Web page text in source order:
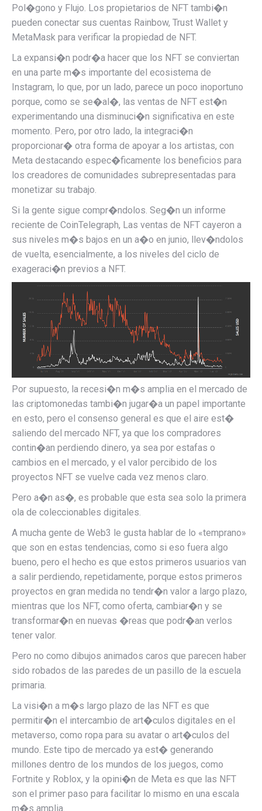
Pol�gono y Flujo. Los propietarios de NFT tambi�n
pueden conectar sus cuentas Rainbow, Trust Wallet y
MetaMask para verificar la propiedad de NFT.
La expansi�n podr�a hacer que los NFT se conviertan
en una parte m�s importante del ecosistema de
Instagram, lo que, por un lado, parece un poco inoportuno
porque, como se se�al�, las ventas de NFT est�n
experimentando una disminuci�n significativa en este
momento. Pero, por otro lado, la integraci�n
proporcionar� otra forma de apoyar a los artistas, con
Meta destacando espec�ficamente los beneficios para
los creadores de comunidades subrepresentadas para
monetizar su trabajo.
Si la gente sigue compr�ndolos. Seg�n un informe
reciente de CoinTelegraph, Las ventas de NFT cayeron a
sus niveles m�s bajos en un a�o en junio, llev�ndolos
de vuelta, esencialmente, a los niveles del ciclo de
exageraci�n previos a NFT.
Por supuesto, la recesi�n m�s amplia en el mercado de
las criptomonedas tambi�n jugar�a un papel importante
en esto, pero el consenso general es que el aire est�
saliendo del mercado NFT, ya que los compradores
contin�an perdiendo dinero, ya sea por estafas o
cambios en el mercado, y el valor percibido de los
proyectos NFT se vuelve cada vez menos claro.
Pero a�n as�, es probable que esta sea solo la primera
ola de coleccionables digitales.
A mucha gente de Web3 le gusta hablar de lo «temprano»
que son en estas tendencias, como si eso fuera algo
bueno, pero el hecho es que estos primeros usuarios van
a salir perdiendo, repetidamente, porque estos primeros
proyectos en gran medida no tendr�n valor a largo plazo,
mientras que los NFT, como oferta, cambiar�n y se
transformar�n en nuevas �reas que podr�an verlos
tener valor.
Pero no como dibujos animados caros que parecen haber
sido robados de las paredes de un pasillo de la escuela
primaria.
La visi�n a m�s largo plazo de las NFT es que
permitir�n el intercambio de art�culos digitales en el
metaverso, como ropa para su avatar o art�culos del
mundo. Este tipo de mercado ya est� generando
millones dentro de los mundos de los juegos, como
Fortnite y Roblox, y la opini�n de Meta es que las NFT
son el primer paso para facilitar lo mismo en una escala
m�s amplia.